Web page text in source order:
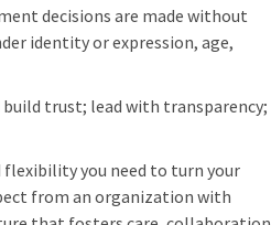
decisions are made without
identity or expression, age,
trust; lead with transparency;
you need to turn your
from an organization with